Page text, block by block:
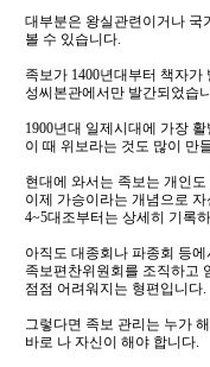
대부분은 왕실관련이거나 국
볼 수 있습니다.
족보가 1400년대부터 책자가
성씨본관에서만 발간되었습
1900년대 일제시대에 가장
이 때 위보라는 것도 많이 만
현대에 와서는 족보는 개인
이제 가승이라는 개념으로
4~5대조부터는 상세히 기록
아직도 대종회나 파종회 등에
족보편찬위원회를 조직하고
점점 어려워지는 형편입니다.
그렇다면 족보 관리는 누가
바로 나 자신이 해야 합니다.